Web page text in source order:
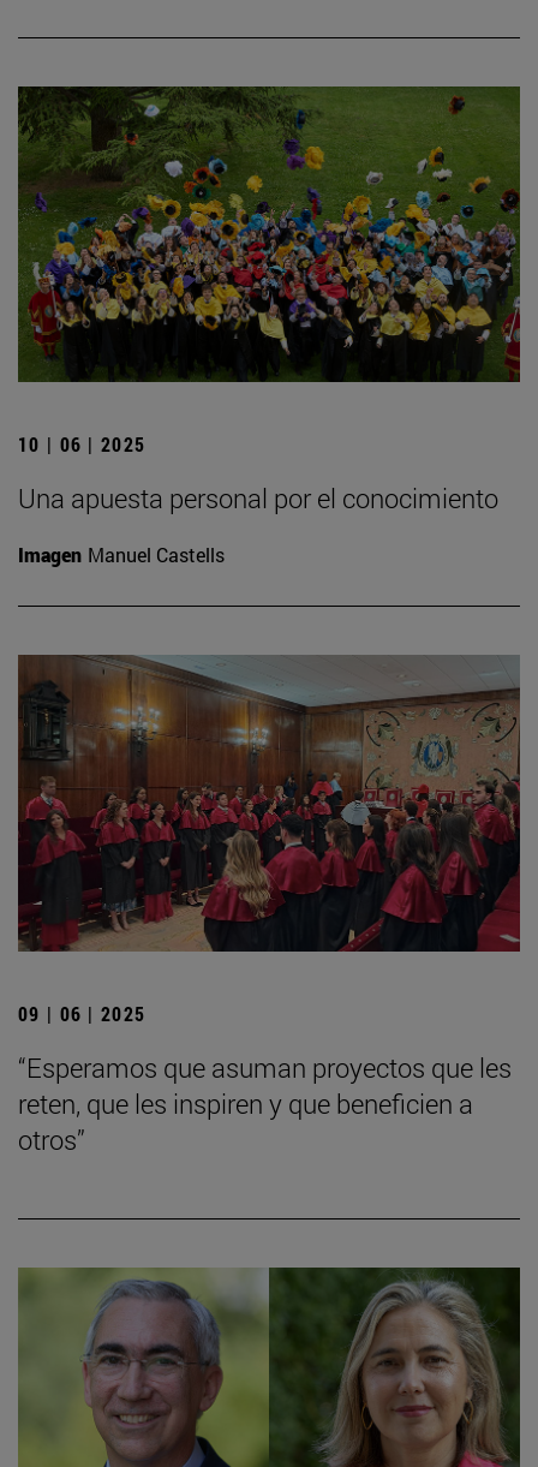
10 | 06 | 2025
Una apuesta personal por el conocimiento
Imagen Manuel Castells
09 | 06 | 2025
“Esperamos que asuman proyectos que les
reten, que les inspiren y que beneficien a
otros”